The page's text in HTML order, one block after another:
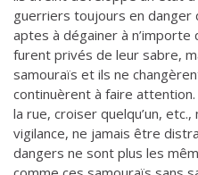
guerriers toujours en
aptes à dégainer à n’importe
furent privés de leur sabre,
samouraïs et ils ne
continuèrent à faire
la rue, croiser quelqu’un,
vigilance, ne jamais être
dangers ne sont plus les